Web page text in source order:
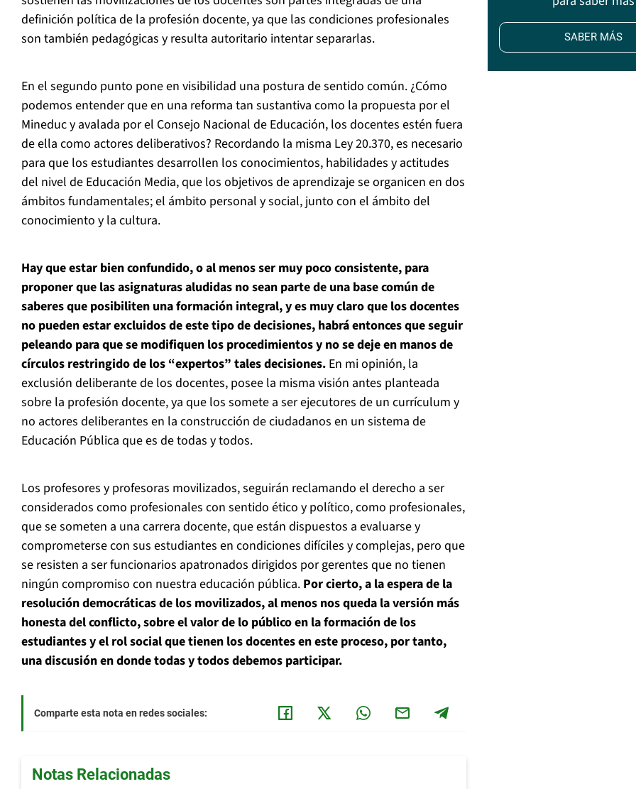
definición política de la profesión docente, ya que las condiciones profesionales
son también pedagógicas y resulta autoritario intentar separarlas.
En el segundo punto pone en visibilidad una postura de sentido común. ¿Cómo
podemos entender que en una reforma tan sustantiva como la propuesta por el
Mineduc y avalada por el Consejo Nacional de Educación, los docentes estén fuera
de ella como actores deliberativos? Recordando la misma Ley 20.370, es necesario
para que los estudiantes desarrollen los conocimientos, habilidades y actitudes
del nivel de Educación Media, que los objetivos de aprendizaje se organicen en dos
ámbitos fundamentales; el ámbito personal y social, junto con el ámbito del
conocimiento y la cultura.
Hay que estar bien confundido, o al menos ser muy poco consistente, para
proponer que las asignaturas aludidas no sean parte de una base común de
saberes que posibiliten una formación integral, y es muy claro que los docentes
no pueden estar excluidos de este tipo de decisiones, habrá entonces que seguir
peleando para que se modifiquen los procedimientos y no se deje en manos de
círculos restringido de los “expertos” tales decisiones. En mi opinión, la
exclusión deliberante de los docentes, posee la misma visión antes planteada
sobre la profesión docente, ya que los somete a ser ejecutores de un currículum y
no actores deliberantes en la construcción de ciudadanos en un sistema de
Educación Pública que es de todas y todos.
Los profesores y profesoras movilizados, seguirán reclamando el derecho a ser
considerados como profesionales con sentido ético y político, como profesionales,
que se someten a una carrera docente, que están dispuestos a evaluarse y
comprometerse con sus estudiantes en condiciones difíciles y complejas, pero que
se resisten a ser funcionarios apatronados dirigidos por gerentes que no tienen
ningún compromiso con nuestra educación pública. Por cierto, a la espera de la
resolución democráticas de los movilizados, al menos nos queda la versión más
honesta del conflicto, sobre el valor de lo público en la formación de los
estudiantes y el rol social que tienen los docentes en este proceso, por tanto,
una discusión en donde todas y todos debemos participar.
Comparte esta nota en redes sociales:
Notas Relacionadas
SABER MÁS